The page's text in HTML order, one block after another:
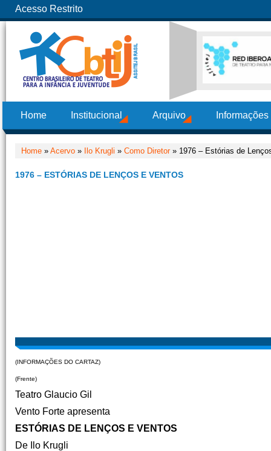
Acesso Restrito
Home Institucional Arquivo
Home » Acervo » Ilo Krugli » Como Diretor» 1976 – Estórias de
1976 – ESTÓRIAS DE LENÇOS E VENTOS
(INFORMAÇÕES DO CARTAZ)
(Frente)
Teatro Glaucio Gil
Vento Forte apresenta
ESTÓRIAS DE LENÇOS E VENTOS
De Ilo Krugli